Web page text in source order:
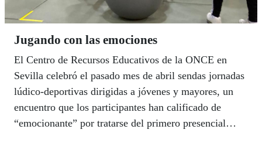
Jugando con las emociones
El Centro de Recursos Educativos de la ONCE en
Sevilla celebró el pasado mes de abril sendas jornadas
lúdico-deportivas dirigidas a jóvenes y mayores, un
encuentro que los participantes han calificado de
“emocionante” por tratarse del primero presencial